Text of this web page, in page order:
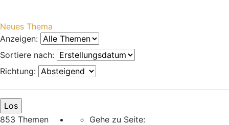
Neues Thema
Anzeigen:
Sortiere nach:
Richtung:
853 Themen Seite1von29
Gehe zu Seite: